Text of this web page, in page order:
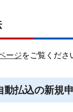
ージをご覧くださ
動払込の新規